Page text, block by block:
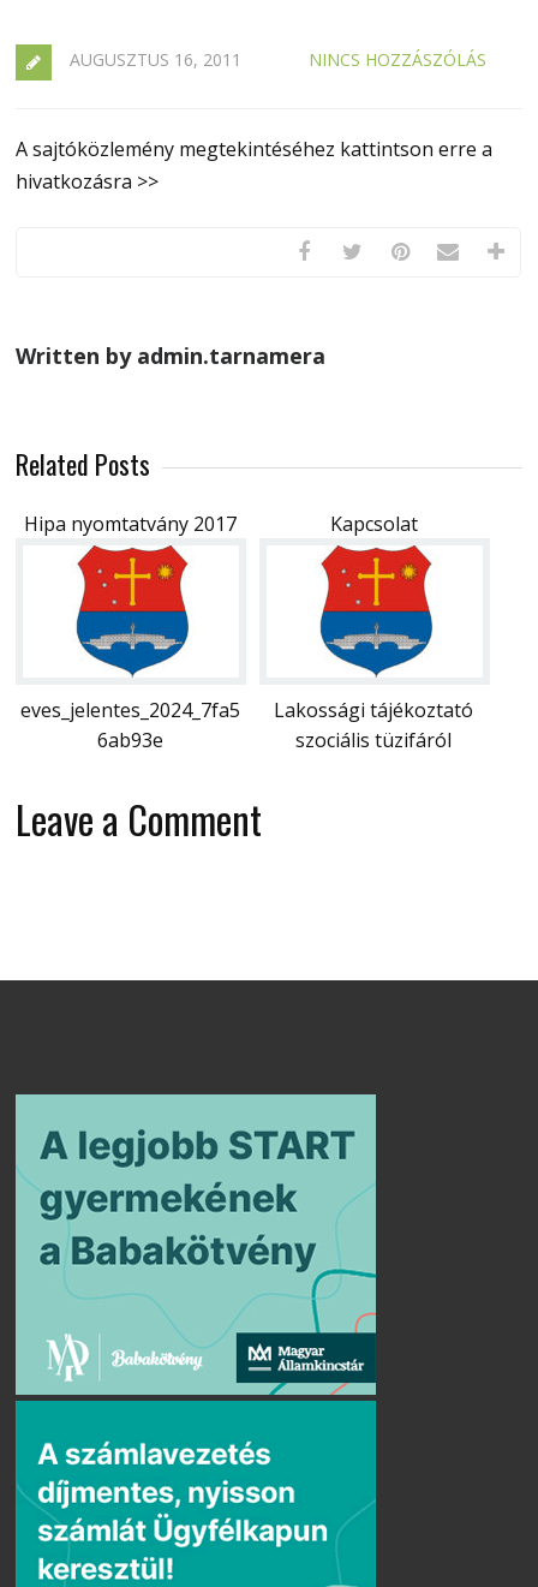
AUGUSZTUS 16, 2011 NINCS HOZZÁSZÓLÁS
A sajtóközlemény megtekintéséhez kattintson erre a
hivatkozásra >>
Written by admin.tarnamera
Related Posts
Hipa nyomtatvány 2017 Kapcsolat
eves_jelentes_2024_7fa5
6ab93e
Lakossági tájékoztató
szociális tüzifáról
Leave a Comment